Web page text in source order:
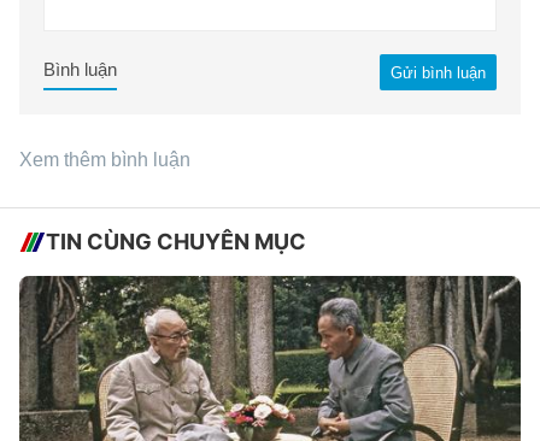
Gửi bình luận
Bình luận
Xem thêm bình luận
TIN CÙNG CHUYÊN MỤC